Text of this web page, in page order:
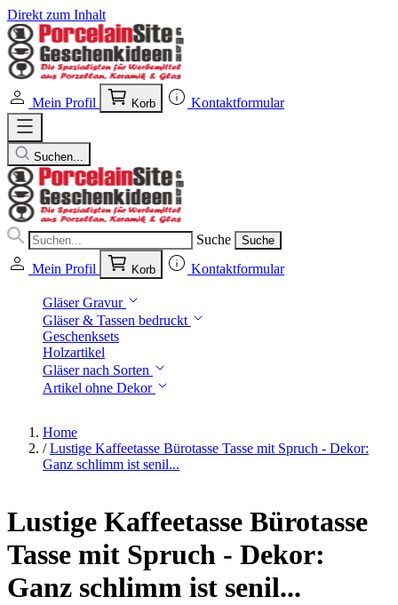
Direkt zum Inhalt
Mein Profil Korb Kontaktformular
Suchen...
Suche Suche
Mein Profil Korb Kontaktformular
Gläser Gravur
Gläser & Tassen bedruckt
Geschenksets
Holzartikel
Gläser nach Sorten
Artikel ohne Dekor
Home
/ Lustige Kaffeetasse Bürotasse Tasse mit Spruch - Dekor:
Ganz schlimm ist senil...
Lustige Kaffeetasse Bürotasse
Tasse mit Spruch - Dekor:
Ganz schlimm ist senil...